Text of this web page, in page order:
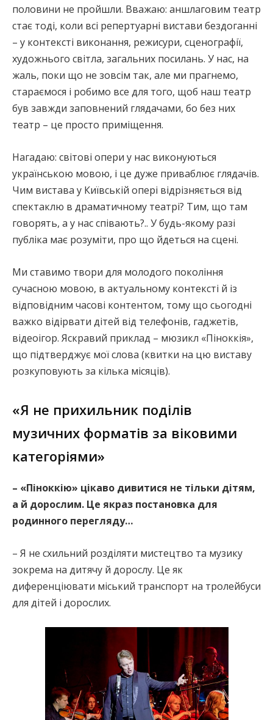
половини не пройшли. Вважаю: аншлаговим театр
стає тоді, коли всі репертуарні вистави бездоганні
– у контексті виконання, режисури, сценографії,
художнього світла, загальних посилань. У нас, на
жаль, поки що не зовсім так, але ми прагнемо,
стараємося і робимо все для того, щоб наш театр
був завжди заповнений глядачами, бо без них
театр – це просто приміщення.
Нагадаю: світові опери у нас виконуються
українською мовою, і це дуже приваблює глядачів.
Чим вистава у Київській опері відрізняється від
спектаклю в драматичному театрі? Тим, що там
говорять, а у нас співають?.. У будь-якому разі
публіка має розуміти, про що йдеться на сцені.
Ми ставимо твори для молодого покоління
сучасною мовою, в актуальному контексті й із
відповідним часові контентом, тому що сьогодні
важко відірвати дітей від телефонів, гаджетів,
відеоігор. Яскравий приклад – мюзикл «Піноккія»,
що підтверджує мої слова (квитки на цю виставу
розкуповують за кілька місяців).
«Я не прихильник поділів
музичних форматів за віковими
категоріями»
– «Піноккію» цікаво дивитися не тільки дітям,
а й дорослим. Це якраз постановка для
родинного перегляду…
– Я не схильний розділяти мистецтво та музику
зокрема на дитячу й дорослу. Це як
диференціювати міський транспорт на тролейбуси
для дітей і дорослих.